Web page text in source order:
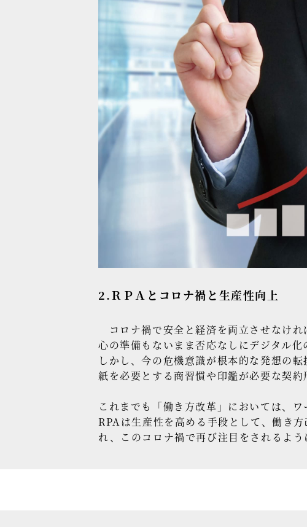
2.ＲＰＡとコロナ禍と生産性向上
コロナ禍で安全と経済を両立させなけれ
心の準備もないまま否応なしにデジタル
しかし、今の危機意識が根本的な発想の
紙を必要とする商習慣や印鑑が必要な契
これまでも「働き方改革」においては、
RPAは生産性を高める手段として、働き
れ、このコロナ禍で再び注目をされるよう